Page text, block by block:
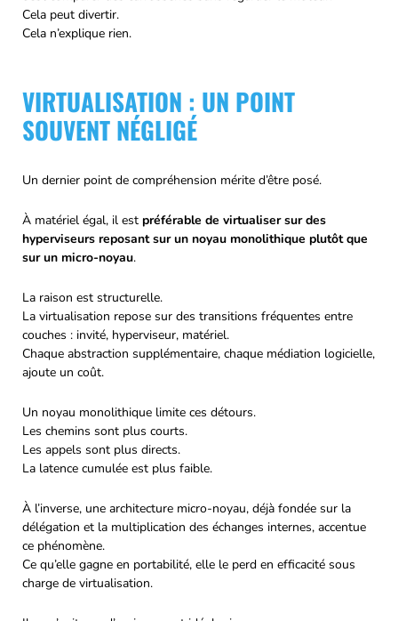
Cela peut divertir.
Cela n’explique rien.
VIRTUALISATION : UN POINT
SOUVENT NÉGLIGÉ
Un dernier point de compréhension mérite d’être posé.
À matériel égal, il est préférable de virtualiser sur des
hyperviseurs reposant sur un noyau monolithique plutôt que
sur un micro-noyau.
La raison est structurelle.
La virtualisation repose sur des transitions fréquentes entre
couches : invité, hyperviseur, matériel.
Chaque abstraction supplémentaire, chaque médiation logicielle,
ajoute un coût.
Un noyau monolithique limite ces détours.
Les chemins sont plus courts.
Les appels sont plus directs.
La latence cumulée est plus faible.
À l’inverse, une architecture micro-noyau, déjà fondée sur la
délégation et la multiplication des échanges internes, accentue
ce phénomène.
Ce qu’elle gagne en portabilité, elle le perd en efficacité sous
charge de virtualisation.